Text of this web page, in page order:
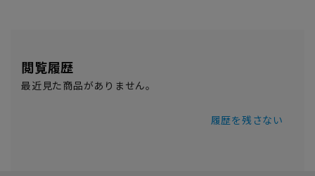
閲覧履歴
最近見た商品がありません。
履歴を残さない